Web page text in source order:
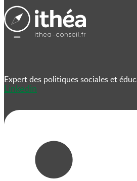
Expert des politiques sociales et
Linkedin